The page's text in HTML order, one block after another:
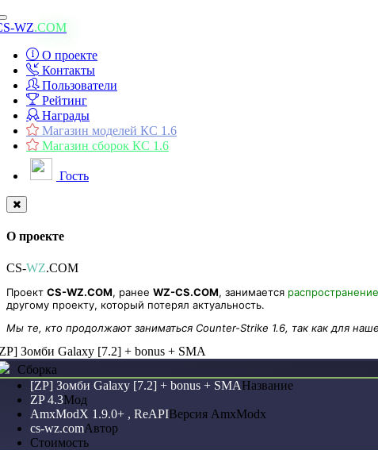
Toggle
navigation
WZ.COM
О проекте
Контакты
Пользователи
Рейтинг
Награды
Магазин моделей КС 1.6
Магазин сборок КС 1.6
Гость
О проекте
CS-WZ.COM
Проект CS-WZ.COM, ранее WZ-CS.COM, занимается
другому проекту, который потерял актуальность.
Мы те, кто продолжают заниматься Counter-Strike 1.6, так как для
Зомби Galaxy [7.2] + bonus + SMA
Сборка
[ZP] Зомби Galaxy [7.2] + bonus + SMAНазвание
ZP 4.3Мод
AmxModX 1.9.0+ , ReAPIВерсия AmxModx
cs-wz.comАвтор
Стоимость